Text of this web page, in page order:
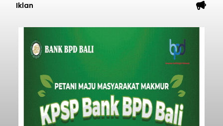
Iklan